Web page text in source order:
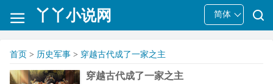
丫丫小说网 简体
首页 > 历史军事 > 穿越古代成了一家之主
穿越古代成了一家之主